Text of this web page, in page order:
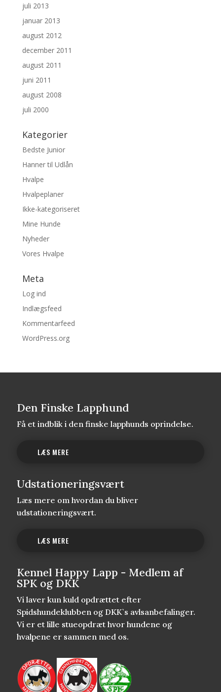
juli 2013
januar 2013
august 2012
december 2011
august 2011
juni 2011
august 2008
juli 2000
Kategorier
Bedste Junior
Hanner til Udlån
Hvalpe
Hvalpeplaner
Ikke-kategoriseret
Mine Hunde
Nyheder
Vores Hvalpe
Meta
Log ind
Indlægsfeed
Kommentarfeed
WordPress.org
Den Finske Lapphund
Få et indblik i den finske lapphunds oprindelse.
LÆS MERE
Udstationeringsvært
Læs mere om hvordan du bliver
udstationeringsvært.
LÆS MERE
Kennel Happy Lapp - Medlem af
SPK og DKK
Vi laver kun kuld opdrættet efter
Spidshundeklubben og DKK`s avlsanbefalinger.
Vi er et lille stueopdræt hvor hundene og
hvalpene er sammen med os.